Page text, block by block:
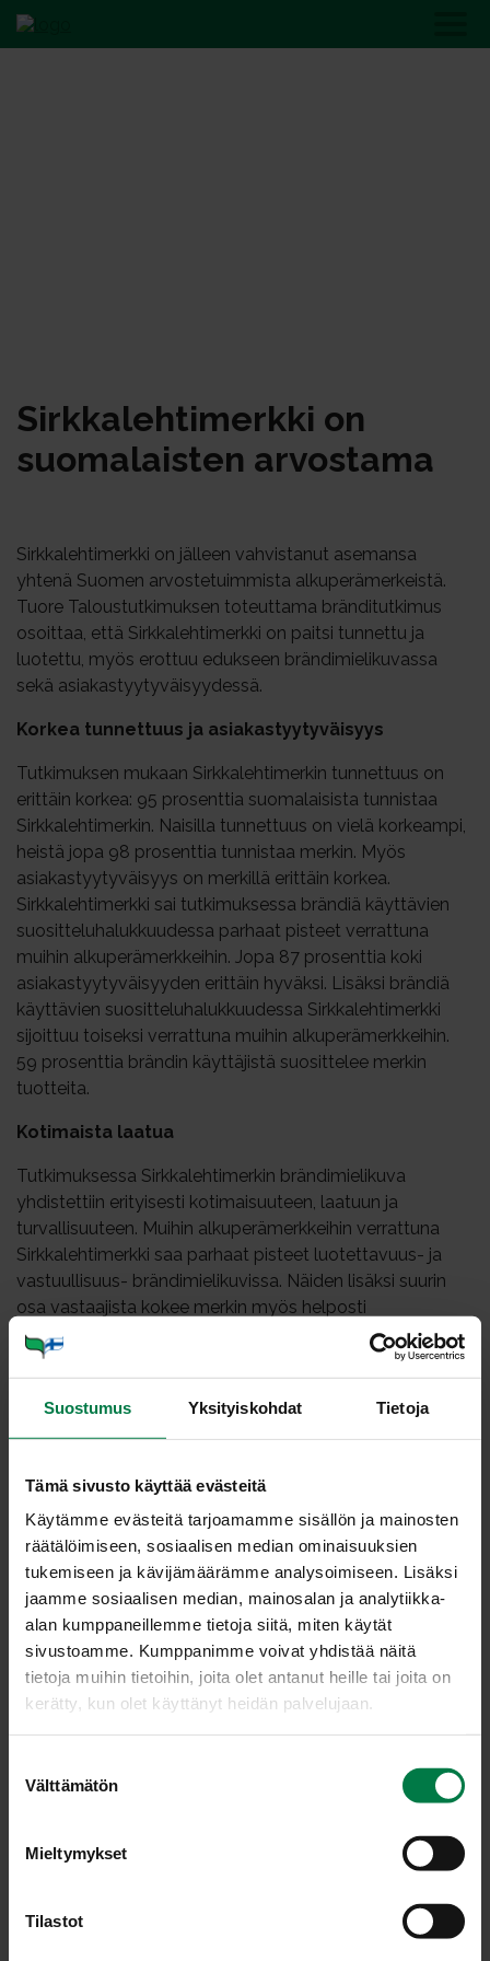
Suostumus Yksityiskohdat Tietoja
Tämä sivusto käyttää evästeitä
Käytämme evästeitä tarjoamamme sisällön ja mainosten
räätälöimiseen, sosiaalisen median ominaisuuksien
tukemiseen ja kävijämäärämme analysoimiseen. Lisäksi
jaamme sosiaalisen median, mainosalan ja analytiikka-
alan kumppaneillemme tietoja siitä, miten käytät
sivustoamme. Kumppanimme voivat yhdistää näitä
tietoja muihin tietoihin, joita olet antanut heille tai joita on
kerätty, kun olet käyttänyt heidän palvelujaan.
Välttämätön
Mieltymykset
Tilastot
Sirkkalehtimerkki on
suomalaisten arvostama
Sirkkalehtimerkki on jälleen vahvistanut asemansa
yhtenä Suomen arvostetuimmista alkuperämerkeistä.
Tuore Taloustutkimuksen toteuttama bränditutkimus
osoittaa, että Sirkkalehtimerkki on paitsi tunnettu ja
luotettu, myös erottuu edukseen brändimielikuvassa
sekä asiakastyytyväisyydessä.
Korkea tunnettuus ja asiakastyytyväisyys
Tutkimuksen mukaan Sirkkalehtimerkin tunnettuus on
erittäin korkea: 95 prosenttia suomalaisista tunnistaa
Sirkkalehtimerkin. Naisilla tunnettuus on vielä korkeampi,
heistä jopa 98 prosenttia tunnistaa merkin. Myös
asiakastyytyväisyys on merkillä erittäin korkea.
Sirkkalehtimerkki sai tutkimuksessa brändiä käyttävien
suositteluhalukkuudessa parhaat pisteet verrattuna
muihin alkuperämerkkeihin. Jopa 87 prosenttia koki
asiakastyytyväisyyden erittäin hyväksi. Lisäksi brändiä
käyttävien suositteluhalukkuudessa Sirkkalehtimerkki
sijoittuu toiseksi verrattuna muihin alkuperämerkkeihin.
59 prosenttia brändin käyttäjistä suosittelee merkin
tuotteita.
Kotimaista laatua
Tutkimuksessa Sirkkalehtimerkin brändimielikuva
yhdistettiin erityisesti kotimaisuuteen, laatuun ja
turvallisuuteen. Muihin alkuperämerkkeihin verrattuna
Sirkkalehtimerkki saa parhaat pisteet luotettavuus- ja
vastuullisuus- brändimielikuvissa. Näiden lisäksi suurin
osa vastaajista kokee merkin myös helposti
lähestyttäväksi ja nykyaikaiseksi.
Hyvä vastine rahalle
Tuotteiden käyttäjät arvioivat, että Sirkkalehtimerkityistä
tuotteista saa parasta vastinetta rahalle verrattuna
tuotteita käyttävistä kuluttajista 72 prosenttia kokee
saavansa merkistä vastinetta rahalleen, kun
tuoteryhmän keskiarvo on 63 prosenttia.
Miksi valita Sirkkalehtimerkitty tuote?
Sirkkalehtimerkki edustaa suomalaista laatua ja taatusti
kotimaisia tuotteita. Tutkimustulokset vahvistavat, että
merkin käyttäminen tuotteissa on vahva viesti
luotettavuudesta ja arvojen mukaisesta toiminnasta.
vihannesten, marjojen, hedelmien, ruokaperunan, kukkien
Sirkkalehtimerkki on ainoa merkki, joka takaa tuotteen
100 prosenttisen kotimaisuuden. Sirkkalehtimerkkiä saa
Tunnusta tuotteissaan käyttävät viljelijät ja pakkaamot